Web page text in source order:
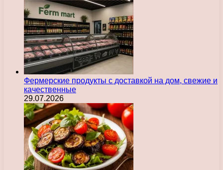
Фермерские продукты с доставкой на дом, свежие и
качественные
29.07.2026